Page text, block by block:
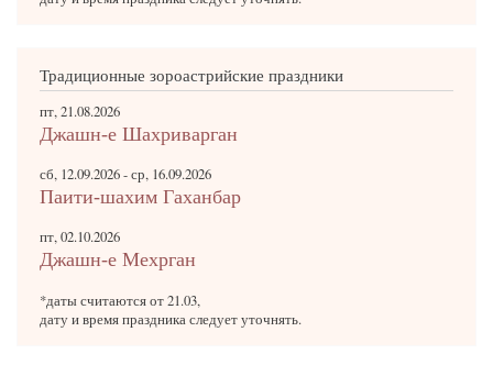
Традиционные зороастрийские праздники
пт, 21.08.2026
Джашн-е Шахриварган
сб, 12.09.2026-ср, 16.09.2026
Паити-шахим Гаханбар
пт, 02.10.2026
Джашн-е Мехрган
*даты считаются от 21.03,
дату и время праздника следует уточнять.